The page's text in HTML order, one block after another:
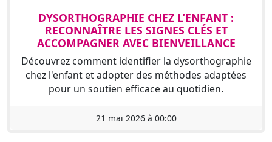
DYSORTHOGRAPHIE CHEZ L’ENFANT :
RECONNAÎTRE LES SIGNES CLÉS ET
ACCOMPAGNER AVEC BIENVEILLANCE
Découvrez comment identifier la dysorthographie
chez l'enfant et adopter des méthodes adaptées
pour un soutien efficace au quotidien.
21 mai 2026 à 00:00